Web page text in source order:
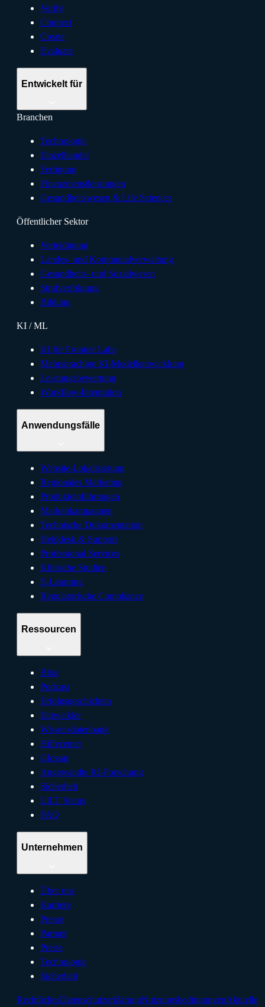
Verify
Connect
Create
Evaluate
Entwickelt für
Branchen
Technologie
Einzelhandel
Fertigung
Finanzdienstleistungen
Gesundheitswesen & Life Sciences
Öffentlicher Sektor
Verteidigung
Landes- und Kommunalverwaltung
Gesundheits- und Sozialwesen
Strafverfolgung
Bildung
KI / ML
KI für Frontier Labs
Mehrsprachige KI-Modellentwicklung
Leistungsbewertung
Workflow-Integration
Anwendungsfälle
Website-Lokalisierung
Regionales Marketing
Produkteinführungen
Markenkampagnen
Technische Dokumentation
Helpdesk & Support
Professional Services
Klinische Studien
E-Learning
Regulatorische Compliance
Ressourcen
Blog
Podcast
Erfolgsgeschichten
Entwickler
Wissensdatenbank
Hilfecenter
Glossar
Angewandte KI-Forschung
Sicherheit
LILT Status
FAQ
Unternehmen
Über uns
Karriere
Presse
Partner
Preise
Technologie
Sicherheit
RechtlichesDatenschutzerklärungNutzungsbedingungenAktuelle